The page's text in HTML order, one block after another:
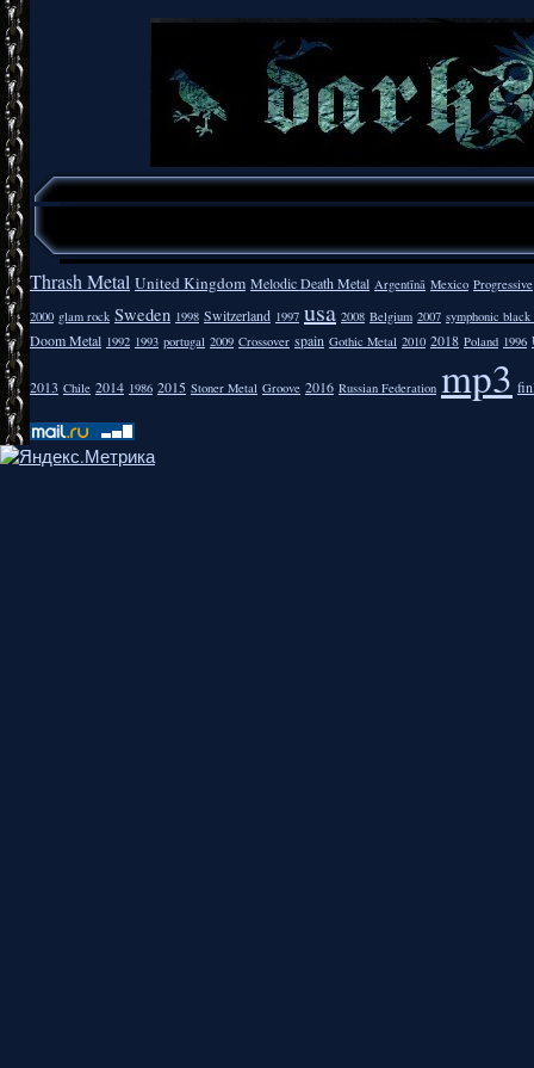
Thrash Metal United Kingdom Melodic Death Metal Argentīnā Mexico Progressive
2000 glam rock Sweden 1998 Switzerland 1997 usa 2008 Belgium 2007 symphonic
Doom Metal 1992 1993 portugal 2009 Crossover spain Gothic Metal 2010 2018 Poland 1996
2013 Chile 2014 1986 2015 Stoner Metal Groove 2016 Russian Federation mp3